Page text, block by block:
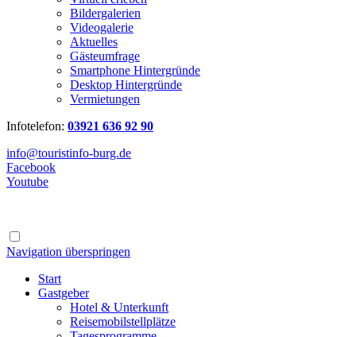
Bildergalerien
Videogalerie
Aktuelles
Gästeumfrage
Smartphone Hintergründe
Desktop Hintergründe
Vermietungen
Infotelefon: 03921 636 92 90
info@touristinfo-burg.de
Facebook
Youtube
Navigation überspringen
Start
Gastgeber
Hotel & Unterkunft
Reisemobilstellplätze